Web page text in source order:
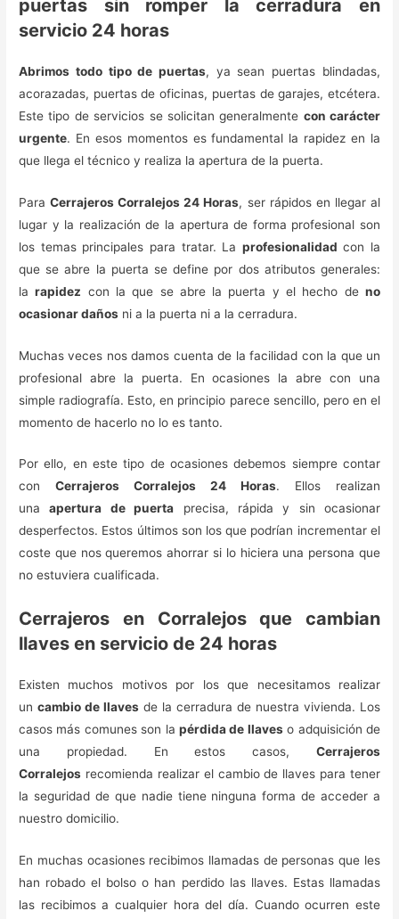
puertas sin romper la cerradura en
servicio 24 horas
Abrimos todo tipo de puertas, ya sean puertas blindadas,
acorazadas, puertas de oficinas, puertas de garajes, etcétera.
Este tipo de servicios se solicitan generalmente con carácter
urgente. En esos momentos es fundamental la rapidez en la
que llega el técnico y realiza la apertura de la puerta.
ParaCerrajeros Corralejos 24 Horas, ser rápidos en llegar al
lugar y la realización de la apertura de forma profesional son
los temas principales para tratar. La profesionalidad con la
que se abre la puerta se define por dos atributos generales:
larapidez con la que se abre la puerta y el hecho de no
ocasionar daños ni a la puerta ni a la cerradura.
Muchas veces nos damos cuenta de la facilidad con la que un
profesional abre la puerta. En ocasiones la abre con una
simple radiografía. Esto, en principio parece sencillo, pero en el
momento de hacerlo no lo es tanto.
Por ello, en este tipo de ocasiones debemos siempre contar
conCerrajeros Corralejos 24 Horas. Ellos realizan
unaapertura de puerta precisa, rápida y sin ocasionar
desperfectos. Estos últimos son los que podrían incrementar el
coste que nos queremos ahorrar si lo hiciera una persona que
no estuviera cualificada.
Cerrajeros en Corralejos que cambian
llaves en servicio de 24 horas
Existen muchos motivos por los que necesitamos realizar
uncambio de llaves de la cerradura de nuestra vivienda. Los
casos más comunes son la pérdida de llaveso adquisición de
una propiedad. En estos casos, Cerrajeros
Corralejos recomienda realizar el cambio de llaves para tener
la seguridad de que nadie tiene ninguna forma de acceder a
nuestro domicilio.
En muchas ocasiones recibimos llamadas de personas que les
han robado el bolso o han perdido las llaves. Estas llamadas
las recibimos a cualquier hora del día. Cuando ocurren este